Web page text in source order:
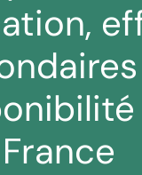
France